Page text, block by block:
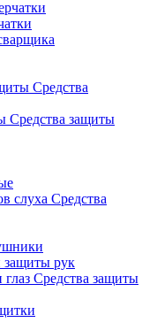
Средства
Средства защиты
Средства
защиты рук
Средства защиты